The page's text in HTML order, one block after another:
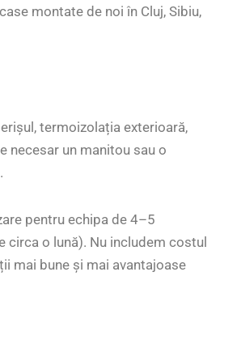
montate de noi în Cluj, Sibiu,
termoizolația exterioară,
necesar un manitou sau o
pentru echipa de 4–5
circa o lună). Nu includem costul
mai bune și mai avantajoase